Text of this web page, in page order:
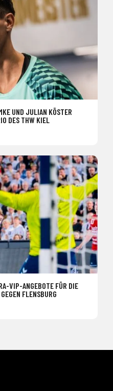
UND JULIAN KÖSTER
DES THW KIEL
VIP-ANGEBOTE FÜR DIE
FLENSBURG